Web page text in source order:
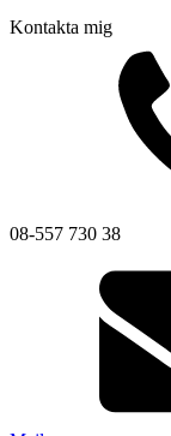
Givare
Maskinsäkerhet
Ljustorn
Kontakta mig
08-557 730 38